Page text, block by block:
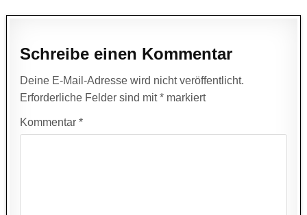
Schreibe einen Kommentar
Deine E-Mail-Adresse wird nicht veröffentlicht.
Erforderliche Felder sind mit* markiert
Kommentar*